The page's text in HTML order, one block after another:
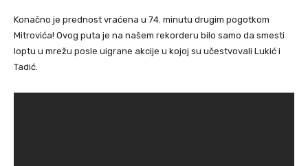
Konačno je prednost vraćena u 74. minutu drugim pogotkom
Mitrovića! Ovog puta je na našem rekorderu bilo samo da smesti
loptu u mrežu posle uigrane akcije u kojoj su učestvovali Lukić i
Tadić.